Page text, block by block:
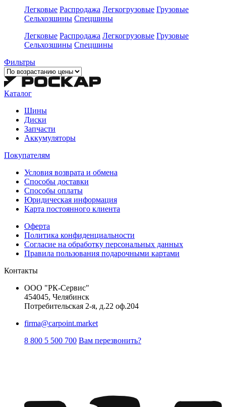
Легковые Распродажа Легкогрузовые Грузовые
Сельхозшины Спецшины
Легковые Распродажа Легкогрузовые Грузовые
Сельхозшины Спецшины
Фильтры
Каталог
Шины
Диски
Запчасти
Аккумуляторы
Покупателям
Условия возврата и обмена
Способы доставки
Способы оплаты
Юридическая информация
Карта постоянного клиента
Оферта
Политика конфиденциальности
Согласие на обработку персональных данных
Правила пользования подарочными картами
Контакты
ООО "РК-Сервис"
454045, Челябинск
Потребительская 2-я, д.22 оф.204
firma@carpoint.market
8 800 5 500 700 Вам перезвонить?